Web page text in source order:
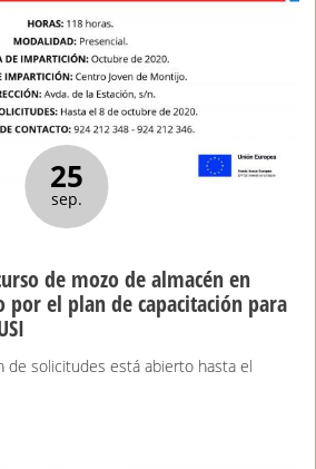
25
sep.
de mozo de almacén en
el plan de capacitación para
de solicitudes está abierto hasta el